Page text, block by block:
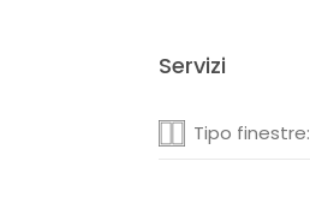
Servizi
Tipo finestre: